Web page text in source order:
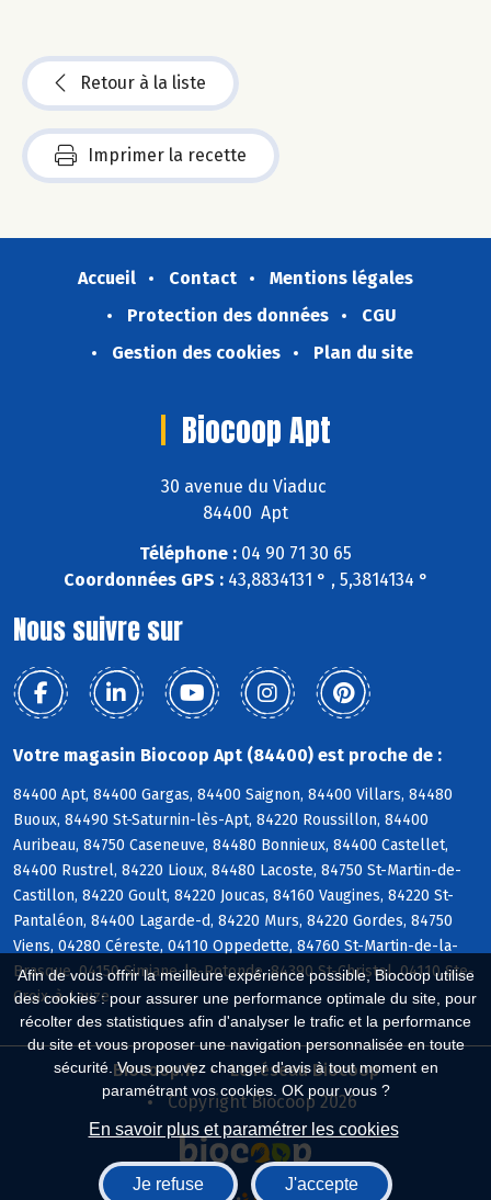
Afin de vous offrir la meilleure expérience possible, Biocoop utilise
des cookies : pour assurer une performance optimale du site, pour
récolter des statistiques afin d'analyser le trafic et la performance
du site et vous proposer une navigation personnalisée en toute
sécurité. Vous pouvez changer d'avis à tout moment en
paramétrant vos cookies. OK pour vous ?
En savoir plus et paramétrer les cookies
Je refuse J'accepte
Retour à la liste
Imprimer la recette
Accueil Contact
Mentions légales
Protection des données
CGU
Gestion des cookies
Plan du site
Biocoop Apt
30 avenue du Viaduc
84400 Apt
Téléphone : 04 90 71 30 65
Coordonnées GPS :43,8834131 ° , 5,3814134 °
Nous suivre sur
Votre magasin Biocoop Apt (84400) est proche de :
84400 Apt, 84400 Gargas, 84400 Saignon, 84400 Villars, 84480
Buoux, 84490 St-Saturnin-lès-Apt, 84220 Roussillon, 84400
Auribeau, 84750 Caseneuve, 84480 Bonnieux, 84400 Castellet,
84400 Rustrel, 84220 Lioux, 84480 Lacoste, 84750 St-Martin-de-
Castillon, 84220 Goult, 84220 Joucas, 84160 Vaugines, 84220 St-
Pantaléon, 84400 Lagarde-d, 84220 Murs, 84220 Gordes, 84750
Viens, 04280 Céreste, 04110 Oppedette, 84760 St-Martin-de-la-
Brasque, 04150 Simiane-la-Rotonde, 84390 St-Christol, 04110 Ste-
Croix-à-Lauze
Biocoop.fr
Le réseau Biocoop
Copyright Biocoop 2026